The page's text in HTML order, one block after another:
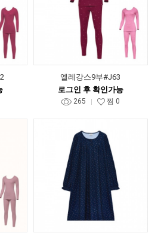
엘레강스9부#J63
로그인 후 확인가능
265 찜 0